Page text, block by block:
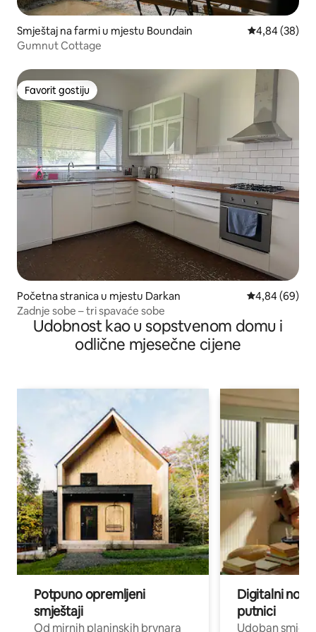
Smještaj na farmi u mjestu Boundain prosječna
4,84 (38)
Gumnut Cottage
Favorit gostiju
Favorit gostiju
Početna stranica u mjestu Darkan prosječna
4,84 (69)
Zadnje sobe – tri spavaće sobe
Udobnost kao u sopstvenom domu i
odlične mjesečne cijene
Potpuno opremljeni
smještaji
Od mirnih planinskih brvnara
Digitalni
putnici
Udoban